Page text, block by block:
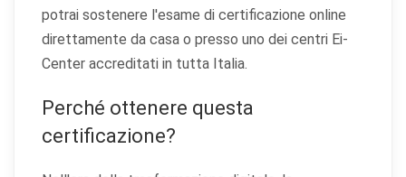
potrai sostenere l'esame di certificazione online
direttamente da casa o presso uno dei centri Ei-
Center accreditati in tutta Italia.
Perché ottenere questa
certificazione?